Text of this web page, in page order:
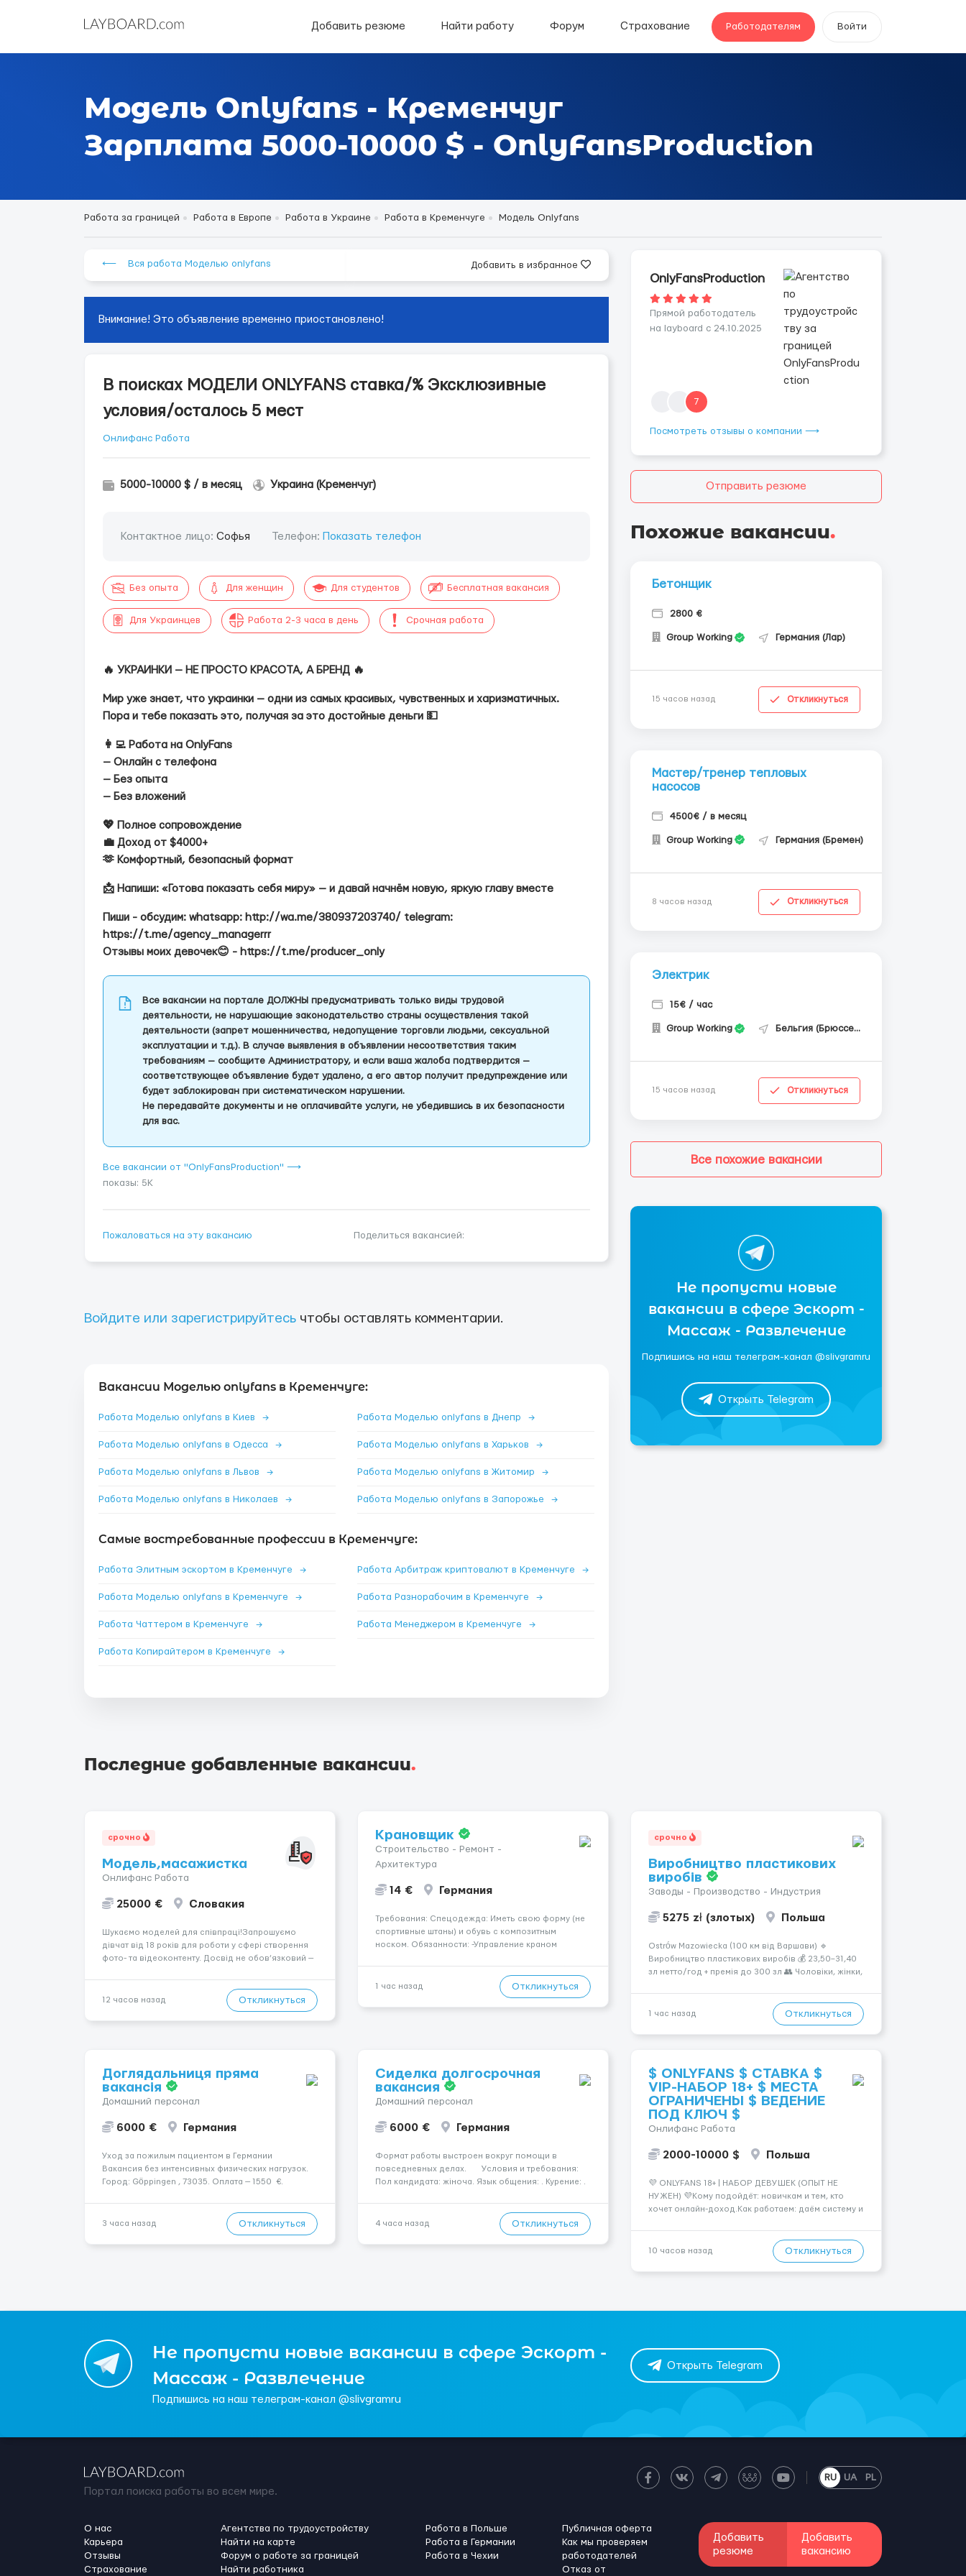
Добавить резюме Найти работу Форум Страхование Работодателям Войти
Модель Onlyfans - Кременчуг
Зарплата 5000-10000 $ - OnlyFansProduction
Работа за границей Работа в Европе Работа в Украине Работа в Кременчуге Модель Onlyfans
⟵ Вся работа Моделью onlyfans Добавить в избранное
Внимание! Это объявление временно приостановлено!
В поисках МОДЕЛИ ONLYFANS ставка/% Эксклюзивные
условия/осталось 5 мест
Онлифанс Работа
5000-10000 $ / в месяц Украина (Кременчуг)
Контактное лицо: Софья Телефон: Показать телефон
Без опыта Для женщин Для студентов Бесплатная вакансия
Для Украинцев Работа 2-3 часа в день Срочная работа
🔥 УКРАИНКИ — НЕ ПРОСТО КРАСОТА, А БРЕНД 🔥
Мир уже знает, что украинки — одни из самых красивых, чувственных и харизматичных.
Пора и тебе показать это, получая за это достойные деньги 💵
👩‍💻 Работа на OnlyFans
— Онлайн с телефона
— Без опыта
— Без вложений
💖 Полное сопровождение
💼 Доход от $4000+
🫶 Комфортный, безопасный формат
📩 Напиши: «Готова показать себя миру» — и давай начнём новую, яркую главу вместе
Пиши - обсудим: whatsapp: http://wa.me/380937203740/ telegram:
https://t.me/agency_managerrr
Отзывы моих девочек😊 - https://t.me/producer_only
Все вакансии на портале ДОЛЖНЫ предусматривать только виды трудовой
деятельности, не нарушающие законодательство страны осуществления такой
деятельности (запрет мошенничества, недопущение торговли людьми, сексуальной
эксплуатации и т.д.). В случае выявления в объявлении несоответствия таким
требованиям — сообщите Администратору, и если ваша жалоба подтвердится —
соответствующее объявление будет удалено, а его автор получит предупреждение или
будет заблокирован при систематическом нарушении.
Не передавайте документы и не оплачивайте услуги, не убедившись в их безопасности
для вас.
Все вакансии от "OnlyFansProduction" ⟶
показы: 5K
Пожаловаться на эту вакансию Поделиться вакансией:
Войдите или зарегистрируйтесь чтобы оставлять комментарии.
Вакансии Моделью onlyfans в Кременчуге:
Работа Моделью onlyfans в Киев → Работа Моделью onlyfans в Днепр →
Работа Моделью onlyfans в Одесса → Работа Моделью onlyfans в Харьков →
Работа Моделью onlyfans в Львов → Работа Моделью onlyfans в Житомир →
Работа Моделью onlyfans в Николаев → Работа Моделью onlyfans в Запорожье →
Самые востребованные профессии в Кременчуге:
Работа Элитным эскортом в Кременчуге → Работа Арбитраж криптовалют в Кременчуге →
Работа Моделью onlyfans в Кременчуге → Работа Разнорабочим в Кременчуге →
Работа Чаттером в Кременчуге → Работа Менеджером в Кременчуге →
Работа Копирайтером в Кременчуге →
OnlyFansProduction
Прямой работодатель
на layboard с 24.10.2025
7
Посмотреть отзывы о компании ⟶
Отправить резюме
Похожие вакансии.
Бетонщик
2800 €
Group Working Германия (Лар)
15 часов назад Откликнуться
Мастер/тренер тепловых
насосов
4500€ / в месяц
Group Working Германия (Бремен)
8 часов назад Откликнуться
Электрик
15€ / час
Group Working Бельгия (Брюссель)
15 часов назад Откликнуться
Все похожие вакансии
Не пропусти новые
вакансии в сфере Эскорт -
Массаж - Развлечение
Подпишись на наш телеграм-канал @slivgramru
Открыть Telegram
Последние добавленные вакансии.
срочно
Модель,масажистка
Онлифанс Работа
25000 € Словакия
Шукаємо моделей для співпраці!Запрошуємо
дівчат від 18 років для роботи у сфері створення
фото- та відеоконтенту. Досвід не обов’язковий —
конфіденційність і професійну підтримку.
Працюємо офіційно, поважаємо особ...
12 часов назад Откликнуться
Крановщик
Строительство - Ремонт -
Архитектура
14 € Германия
Требования: Спецодежда: Иметь свою форму (не
спортивные штаны) и обувь с композитным
носком. Обязанности: -Управление краном
инструкций по безопасности. -Опыт управления
различными типами кранов (моб...
1 час назад Откликнуться
срочно
Виробництво пластикових
виробів
Заводы - Производство - Индустрия
5275 zł (злотых) Польша
Ostrów Mazowiecka (100 км від Варшави) 🔹
Виробництво пластикових виробів 💰 23,50–31,40
зл нетто/год + премія до 300 зл 👥 Чоловіки, жінки,
— 400 зл. 📦 Обов...
1 час назад Откликнуться
Доглядальниця пряма
вакансія
Домашний персонал
6000 € Германия
Уход за пожилым пациентом в Германии
Вакансия без интенсивных физических нагрузок.
Город: Göppingen , 73035. Оплата — 1550 €.
Початкова стадія деменції. Ночной уход: ...
3 часа назад Откликнуться
Сиделка долгосрочная
вакансия
Домашний персонал
6000 € Германия
Формат работы выстроен вокруг помощи в
повседневных делах. Условия и требования:
Пол кандидата: жіноча. Язык общения: . Курение: .
459 567 59...
4 часа назад Откликнуться
$ ONLYFANS $ СТАВКА $
VIP-НАБОР 18+ $ МЕСТА
ОГРАНИЧЕНЫ $ ВЕДЕНИЕ
ПОД КЛЮЧ $
Онлифанс Работа
2000-10000 $ Польша
💜 ONLYFANS 18+ | НАБОР ДЕВУШЕК (ОПЫТ НЕ
НУЖЕН) 💜Кому подойдёт: новичкам и тем, кто
хочет онлайн-доход.Как работаем: даём систему и
сценарии🔒 Приватность: анонимность по
желанию💸 Ориентир: от $2000+ (зависит от
регулярно...
10 часов назад Откликнуться
Не пропусти новые вакансии в сфере Эскорт -
Массаж - Развлечение
Подпишись на наш телеграм-канал @slivgramru
Открыть Telegram
Портал поиска работы во всем мире.
RU UA PL
О нас
Карьера
Отзывы
Страхование
Агентства по трудоустройству
Найти на карте
Форум о работе за границей
Найти работника
Работа в Польше
Работа в Германии
Работа в Чехии
Публичная оферта
Как мы проверяем
работодателей
Отказ от
Добавить
резюме
Добавить
вакансию